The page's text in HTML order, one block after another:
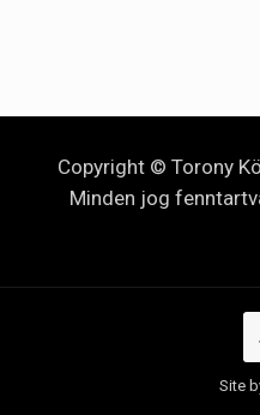
Copyright © Torony
Minden jog
Site